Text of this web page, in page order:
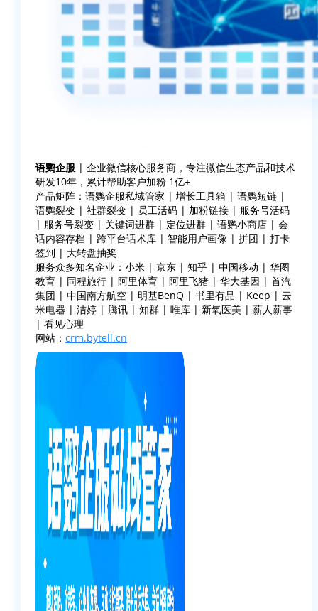
语鹦企服 | 企业微信核心服务商，专注微信生态产品和技术
研发10年，累计帮助客户加粉 1亿+
产品矩阵：语鹦企服私域管家 | 增长工具箱 | 语鹦短链 |
语鹦裂变 | 社群裂变 | 员工活码 | 加粉链接 | 服务号活码
| 服务号裂变 | 关键词进群 | 定位进群 | 语鹦小商店 | 会
话内容存档 | 跨平台话术库 | 智能用户画像 | 拼团 | 打卡
签到 | 大转盘抽奖
服务众多知名企业：小米 | 京东 | 知乎 | 中国移动 | 华图
教育 | 同程旅行 | 阿里体育 | 阿里飞猪 | 华大基因 | 首汽
集团 | 中国南方航空 | 明基BenQ | 书里有品 | Keep | 云
米电器 | 洁婷 | 腾讯 | 知群 | 唯库 | 新氧医美 | 薪人薪事
| 看见心理
网站： crm.bytell.cn